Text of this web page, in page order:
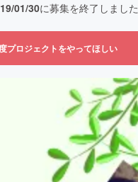
01/30に募集を終了しました
プロジェクトをやってほしい